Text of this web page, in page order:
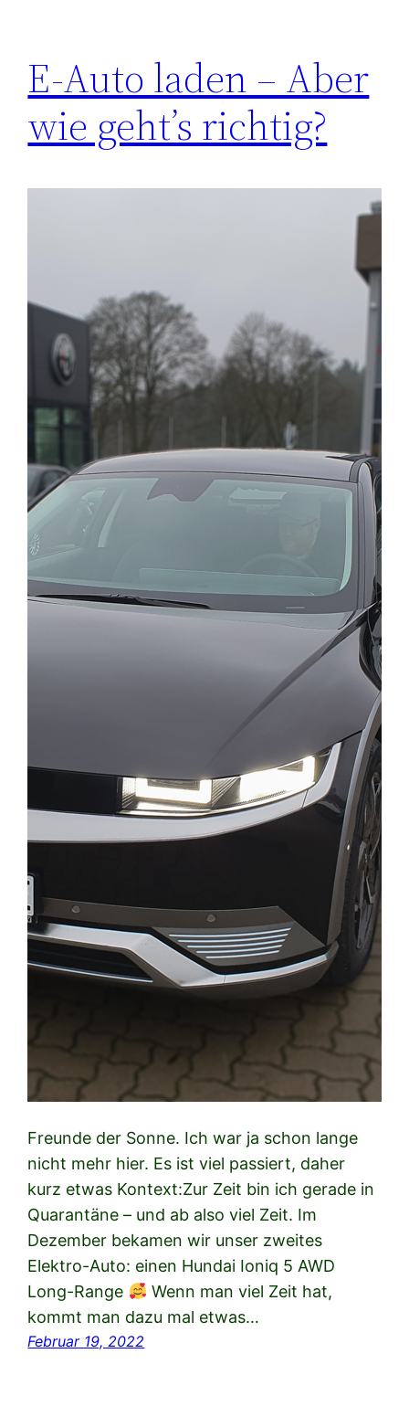
E-Auto laden – Aber
wie geht’s richtig?
Freunde der Sonne. Ich war ja schon lange
nicht mehr hier. Es ist viel passiert, daher
kurz etwas Kontext:Zur Zeit bin ich gerade in
Quarantäne – und ab also viel Zeit. Im
Dezember bekamen wir unser zweites
Elektro-Auto: einen Hundai Ioniq 5 AWD
Long-Range
Wenn man viel Zeit hat,
kommt man dazu mal etwas…
Februar 19, 2022